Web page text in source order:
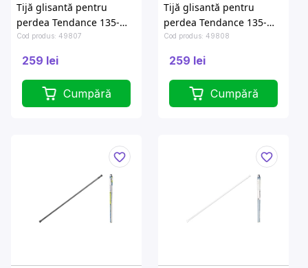
Tijă glisantă pentru
perdea Tendance 135-
250cm, neagră, aluminiu
Cod produs: 49807
259 lei
Cumpără
Tijă glisantă pentru
perdea Tendance 135-
250cm, inox
Cod produs: 49808
259 lei
Cumpără